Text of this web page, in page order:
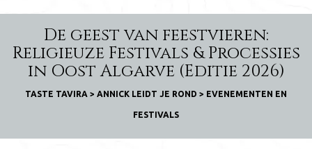
De geest van feestvieren:
Religieuze Festivals & Processies
in Oost Algarve (Editie 2026)
TASTE TAVIRA > ANNICK LEIDT JE ROND > EVENEMENTEN EN
FESTIVALS